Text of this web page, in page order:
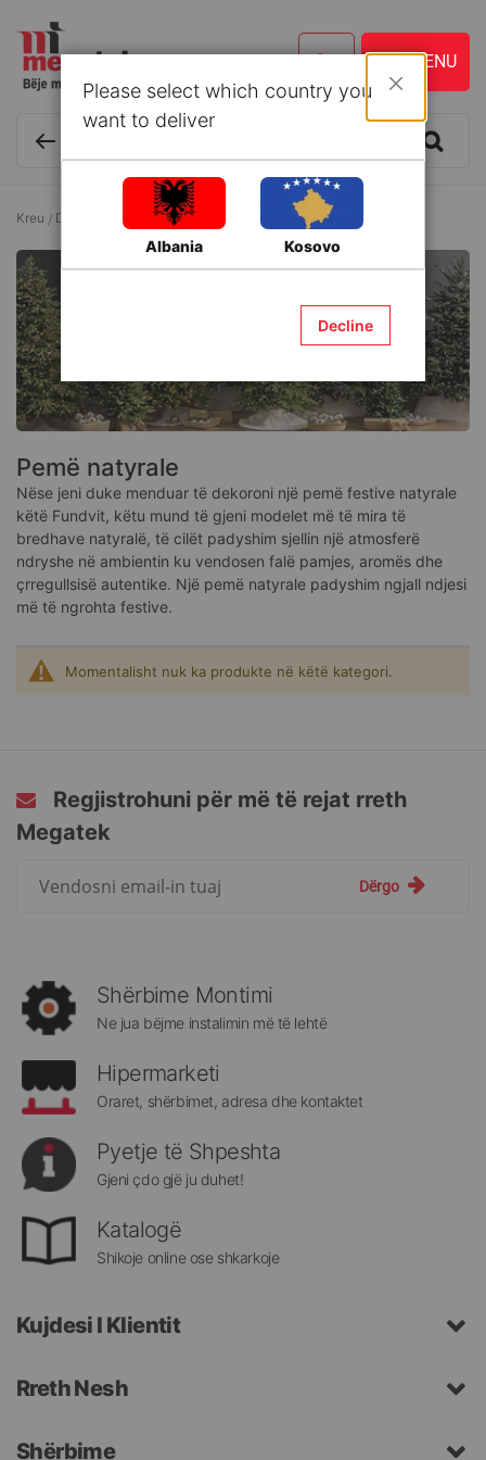
Kreu Dekorime për Vitin e Ri Pemë natyrale
Pemë natyrale
Nëse jeni duke menduar të dekoroni një pemë festive natyrale
këtë Fundvit, këtu mund të gjeni modelet më të mira të
bredhave natyralë, të cilët padyshim sjellin një atmosferë
ndryshe në ambientin ku vendosen falë pamjes, aromës dhe
çrregullsisë autentike. Një pemë natyrale padyshim ngjall ndjesi
më të ngrohta festive.
Momentalisht nuk ka produkte në këtë kategori.
Regjistrohuni për më të rejat rreth
Megatek
rreth
Megatek:
Dërgo
Shërbime Montimi
Ne jua bëjme instalimin më të lehtë
Hipermarketi
Oraret, shërbimet, adresa dhe kontaktet
Pyetje të Shpeshta
Gjeni çdo gjë ju duhet!
Katalogë
Shikoje online ose shkarkoje
Kujdesi I Klientit
Rreth Nesh
Shërbime
Please select which country you
want to deliver
Albania Kosovo
Decline